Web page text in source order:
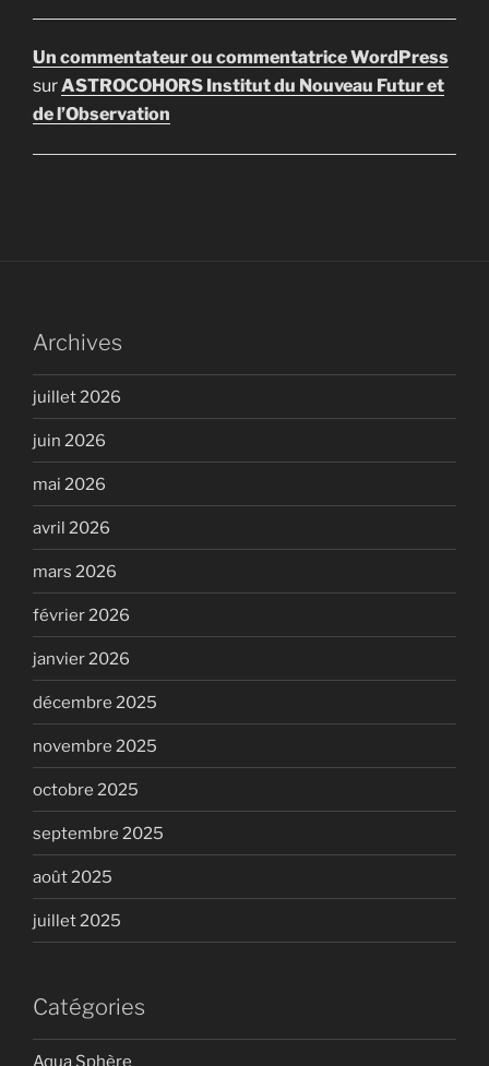
Un commentateur ou commentatrice WordPress
surASTROCOHORS Institut du Nouveau Futur et
de l’Observation
Archives
juillet 2026
juin 2026
mai 2026
avril 2026
mars 2026
février 2026
janvier 2026
décembre 2025
novembre 2025
octobre 2025
septembre 2025
août 2025
juillet 2025
Catégories
Aqua Sphère